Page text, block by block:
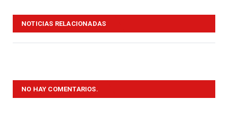
NOTICIAS RELACIONADAS
NO HAY COMENTARIOS.